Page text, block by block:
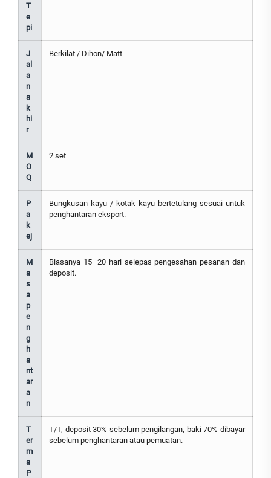
T
e
pi
J
al
a
n
a
k
hi
r
Berkilat / Dihon/ Matt
M
O
Q
2 set
P
a
k
ej
Bungkusan kayu / kotak kayu bertetulang sesuai untuk
penghantaran eksport.
M
a
s
a
p
e
n
g
h
a
nt
ar
a
n
Biasanya 15–20 hari selepas pengesahan pesanan dan
deposit.
T
er
m
a
P
T/T, deposit 30% sebelum pengilangan, baki 70% dibayar
sebelum penghantaran atau pemuatan.